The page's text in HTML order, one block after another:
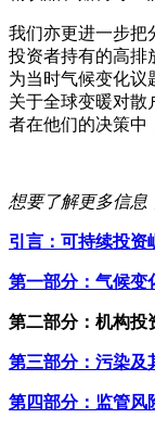
我们亦更进一步把
投资者持有的高排
为当时气候变化议
关于全球变暖对散
者在他们的决策中
想要了解更多信息
引言：可持续投资
第一部分：气候变
第二部分：机构投
第三部分：污染及
第四部分：监管风